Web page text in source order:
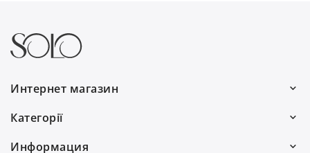
Интернет магазин
с 9:00 до 19:00
Категорії
Информация